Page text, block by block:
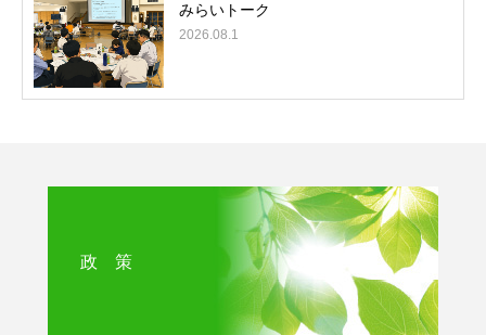
みらいトーク
2026.08.1
政 策